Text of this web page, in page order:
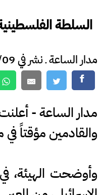
السلطة
مدار الساعة ـ نشر في 2026/07/09 الساعة 12:47
مدار الساعة -
والقادمين مؤقتاً في
وأوضحت الهيئة،